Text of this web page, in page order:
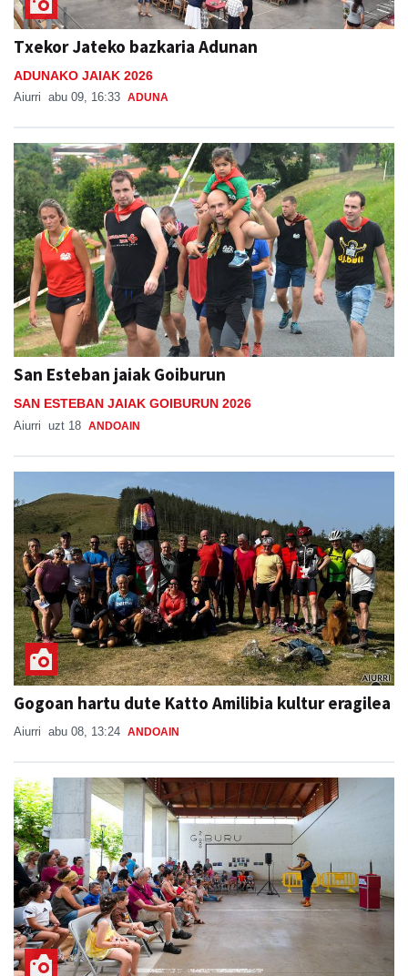
Txekor Jateko bazkaria Adunan
ADUNAKO JAIAK 2026
Aiurri abu 09, 16:33 ADUNA
San Esteban jaiak Goiburun
SAN ESTEBAN JAIAK GOIBURUN 2026
Aiurri uzt 18 ANDOAIN
Gogoan hartu dute Katto Amilibia kultur eragilea
Aiurri abu 08, 13:24 ANDOAIN